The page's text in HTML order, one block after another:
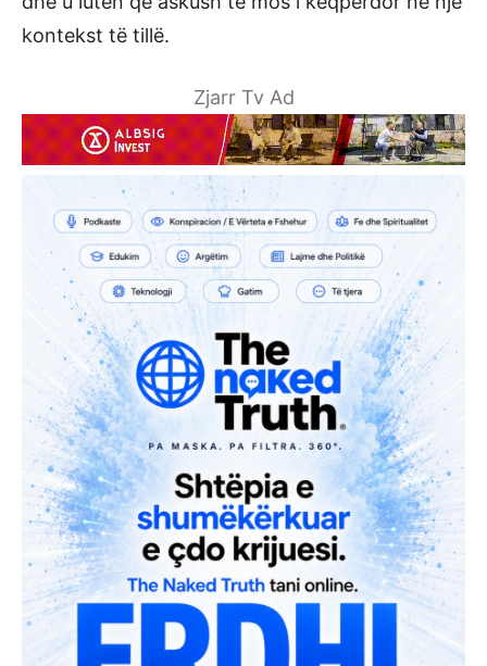
kontekst të tillë.
Zjarr Tv Ad